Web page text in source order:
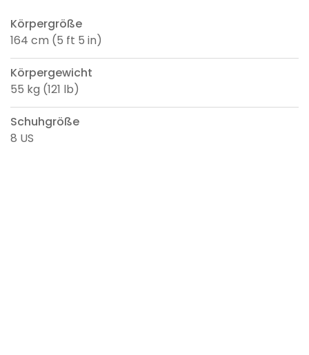
Körpergröße
164 cm (5 ft 5 in)
Körpergewicht
55 kg (121 lb)
Schuhgröße
8 US